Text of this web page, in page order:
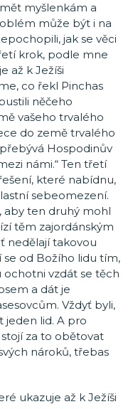
myšlenkám a
může být i na
jak se věci
krok, podle mne
až k Ježíši
co řekl Pinchas
něčeho
vašeho trvalého
do země trvalého
Hospodinův
námi.“ Ten třetí
které nabídnu,
sebeomezení.
aby ten druhý mohl
těm zajordánským
nedělají takovou
od Božího lidu tím,
ochotni vzdát se těch
a dát je
Vždyť byli,
jeden lid. A pro
za to obětovat
nároků, třebas
ukazuje až k Ježíši